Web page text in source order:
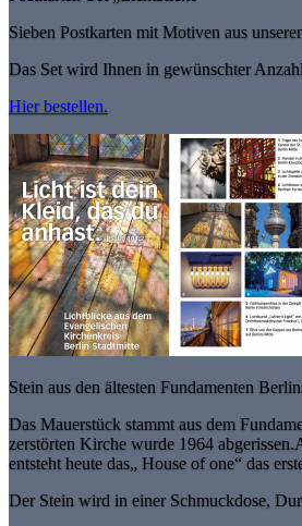
Sieben Postkarten mit Motiven aus
Das Set wird Ihnen in gewünschter
Hier bestellen.
Stein aus den ältesten Fundamenten
Das Mauerstück stammt aus dem
zerstörten Kirche wurde 1964
entsteht heute das„ House of one“ das
Der Stein wird in einer Schmuckdose,